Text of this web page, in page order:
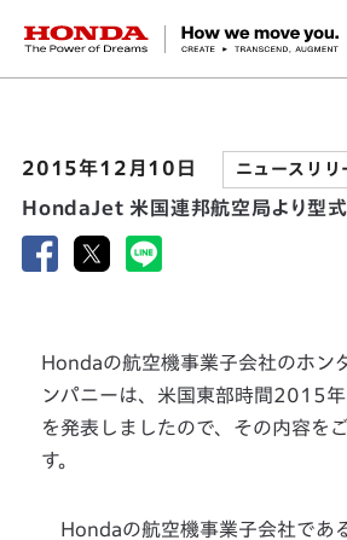
HONDA The Power of Dreams
2015年12月10日 ニュースリリ
HondaJet 米国連邦航空局より型
Hondaの航空機事業子会社のホン
ンパニーは、米国東部時間2015
を発表しましたので、その内容を
す。
Hondaの航空機事業子会社であ